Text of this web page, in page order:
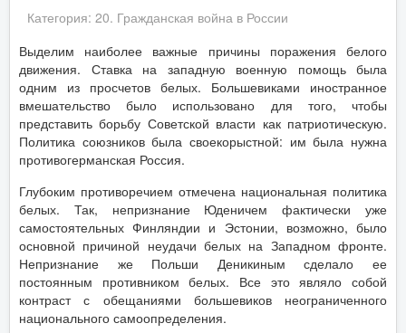
Категория: 20. Гражданская война в России
Выделим наиболее важные причины поражения белого
движения. Ставка на западную военную помощь была
одним из просчетов белых. Большевиками иностранное
вмешательство было использовано для того, чтобы
представить борьбу Советской власти как патриотическую.
Политика союзников была своекорыстной: им была нужна
противогерманская Россия.
Глубоким противоречием отмечена национальная политика
белых. Так, непризнание Юденичем фактически уже
самостоятельных Финляндии и Эстонии, возможно, было
основной причиной неудачи белых на Западном фронте.
Непризнание же Польши Деникиным сделало ее
постоянным противником белых. Все это являло собой
контраст с обещаниями большевиков неограниченного
национального самоопределения.